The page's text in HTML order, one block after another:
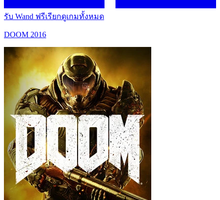
รับ Wand ฟรีเรียกดูเกมทั้งหมด
DOOM 2016